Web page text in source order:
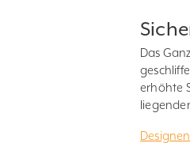
Das
erhöhte